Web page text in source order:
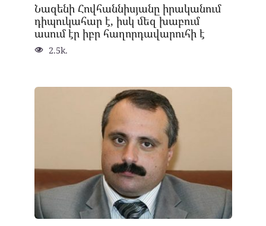
Նազենի Հովհաննիսյանը իրականում
դիպուկահար է, իսկ մեզ խաբում
ասում էր իբր հաղորդավարուհի է
2.5k.